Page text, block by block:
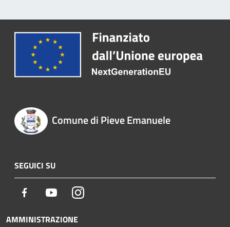
Comune di Pieve Emanuele
SEGUICI SU
Facebook YoutubeInstagram
AMMINISTRAZIONE